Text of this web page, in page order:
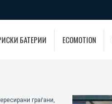
БАТЕРИИ ECOMOTION
граѓани,